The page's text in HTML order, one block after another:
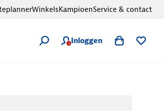
Inloggen
WinkelsKampioenService & contact